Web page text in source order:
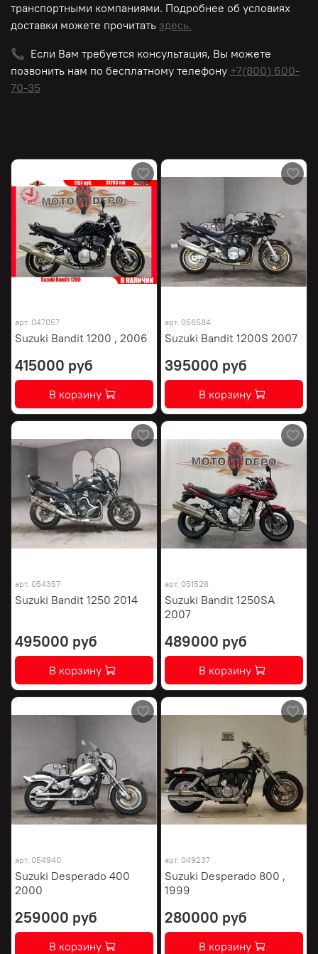
транспортными компаниями. Подробнее об условиях
доставки можете прочитать здесь.
📞 Если Вам требуется консультация, Вы можете
позвонить нам по бесплатному телефону +7(800) 600-
70-35
арт. 047057
Suzuki Bandit 1200 , 2006
415000 руб
В корзину
арт. 056584
Suzuki Bandit 1200S 2007
395000 руб
В корзину
арт. 054357
Suzuki Bandit 1250 2014
495000 руб
В корзину
арт. 051528
Suzuki Bandit 1250SA
2007
489000 руб
В корзину
арт. 054940
Suzuki Desperado 400
2000
259000 руб
В корзину
арт. 049237
Suzuki Desperado 800 ,
1999
280000 руб
В корзину